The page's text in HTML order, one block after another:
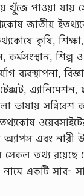
খুঁজে পাওয়া যায়
জাতীয়
কৃষি,
কর্মসংস্থান, শিল্প
ব্যবস্থাপনা,
ভাষায় সন্নিবেশ
অ্যাপস এবং নারী
সেকল তথ্য রয়েছে
একটি সাব-